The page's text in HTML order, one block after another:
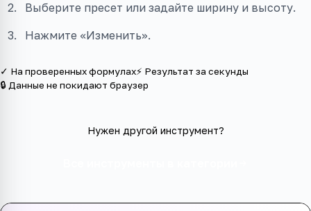
Выберите пресет или задайте ширину и высоту.
Нажмите «Изменить».
✓ На проверенных формулах⚡ Результат за секунды
🔒 Данные не покидают браузер
Нужен другой инструмент?